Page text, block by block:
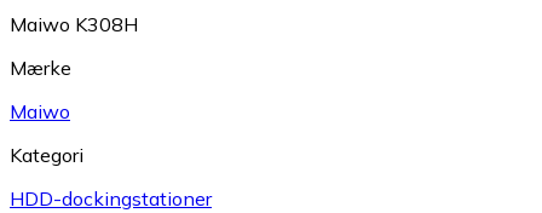
Maiwo K308H
Mærke
Maiwo
Kategori
HDD-dockingstationer